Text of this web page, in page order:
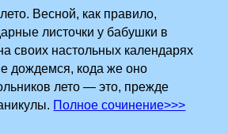
Весной, как правило,
листочки у бабушки в
своих­ настольных календарях
дождемся, кода же оно
лето — это, прежде
Полное сочинение>>>